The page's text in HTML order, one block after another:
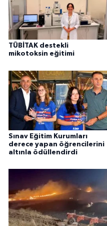
TÜBİTAK destekli
mikotoksin eğitimi
Sınav Eğitim Kurumları
derece yapan öğrencilerini
altınla ödüllendirdi